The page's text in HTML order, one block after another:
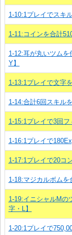
1-10:1プレイでスキ
1-11:コインを合計
1-12:耳が丸いツムを
Y】
1-13:1プレイで文字
1-14:合計6回スキル
1-15:1プレイで3回フ
1-16:1プレイで
1-17:1プレイで20コ
1-18:マジカルボムを
1-19:イニシャルMの
字・L】
1-20:1プレイで